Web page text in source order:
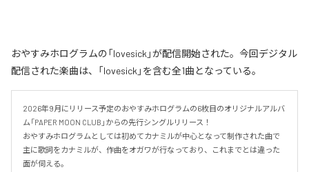
おやすみホログラムの「lovesick」が配信開始された。今回デジタル
配信された楽曲は、「lovesick」を含む全1曲となっている。
2026年9月にリリース予定のおやすみホログラムの6枚目のオリジナルアルバ
ム「PAPER MOON CLUB」からの先行シングルリリース！
おやすみホログラムとしては初めてカナミルが中心となって制作された曲で
主に歌詞をカナミルが、作曲をオガワが行なっており、これまでとは違った
面が伺える。